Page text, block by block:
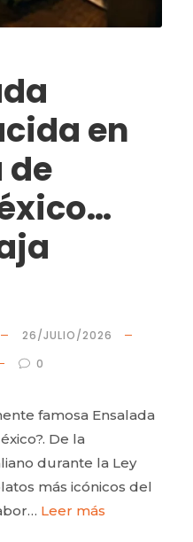
en
de
26/JULIO/2026
0
famosa Ensalada
De la
durante la Ley
más icónicos del
Leer más